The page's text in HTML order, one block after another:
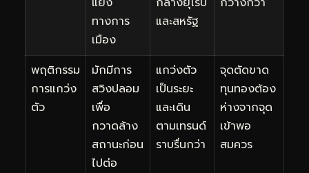
ทางการ
เมือง
และสหรัฐ
พฤติกรรม
การแกว่ง
ตัว
มักมีการ
สวิงปลอม
เพื่อ
กวาดล้าง
สถานะก่อน
ไปต่อ
แกว่งตัว
เป็นระยะ
และเดิน
ตามเทรนด์
ราบรื่นกว่า
จุดตัดขาด
ทุนทองต้อง
ห่างจากจุด
เข้าพอ
สมควร